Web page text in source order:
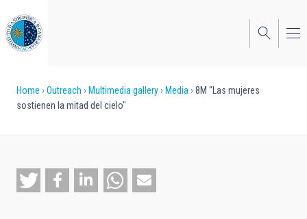
to
main
content
Breadcrumb
Home Outreach Multimedia gallery Media
8M "Las mujeres
sostienen la mitad del cielo"